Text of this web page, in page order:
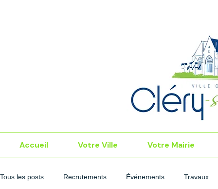
Accueil Votre Ville Votre Mairie
Tous les posts Recrutements Événements Travaux